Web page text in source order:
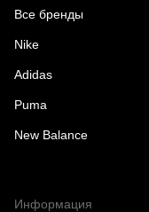
Все бренды
Nike
Adidas
Puma
New Balance
Информация